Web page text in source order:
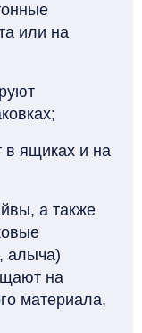
или на
ящиках и на
а также
алыча)
на
материала,